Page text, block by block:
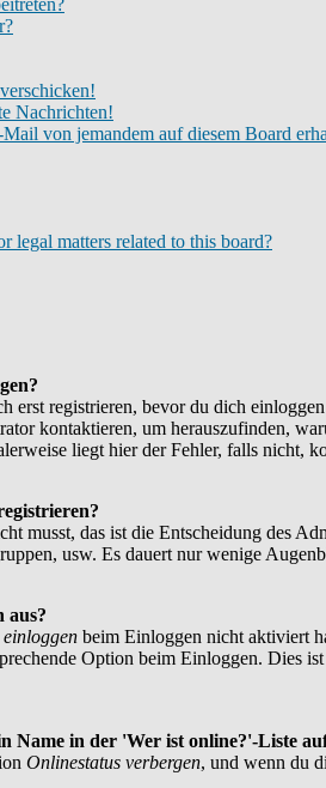
Nachrichten!
von jemandem auf diesem Board
legal matters related to this board?
erst registrieren, bevor du dich
kontaktieren, um herauszufinden,
liegt hier der Fehler, falls nicht,
musst, das ist die Entscheidung des
usw. Es dauert nur wenige
aus?
beim Einloggen nicht aktiviert
Option beim Einloggen. Dies
Name in der 'Wer ist online?'-Liste
Onlinestatus verbergen, und wenn du